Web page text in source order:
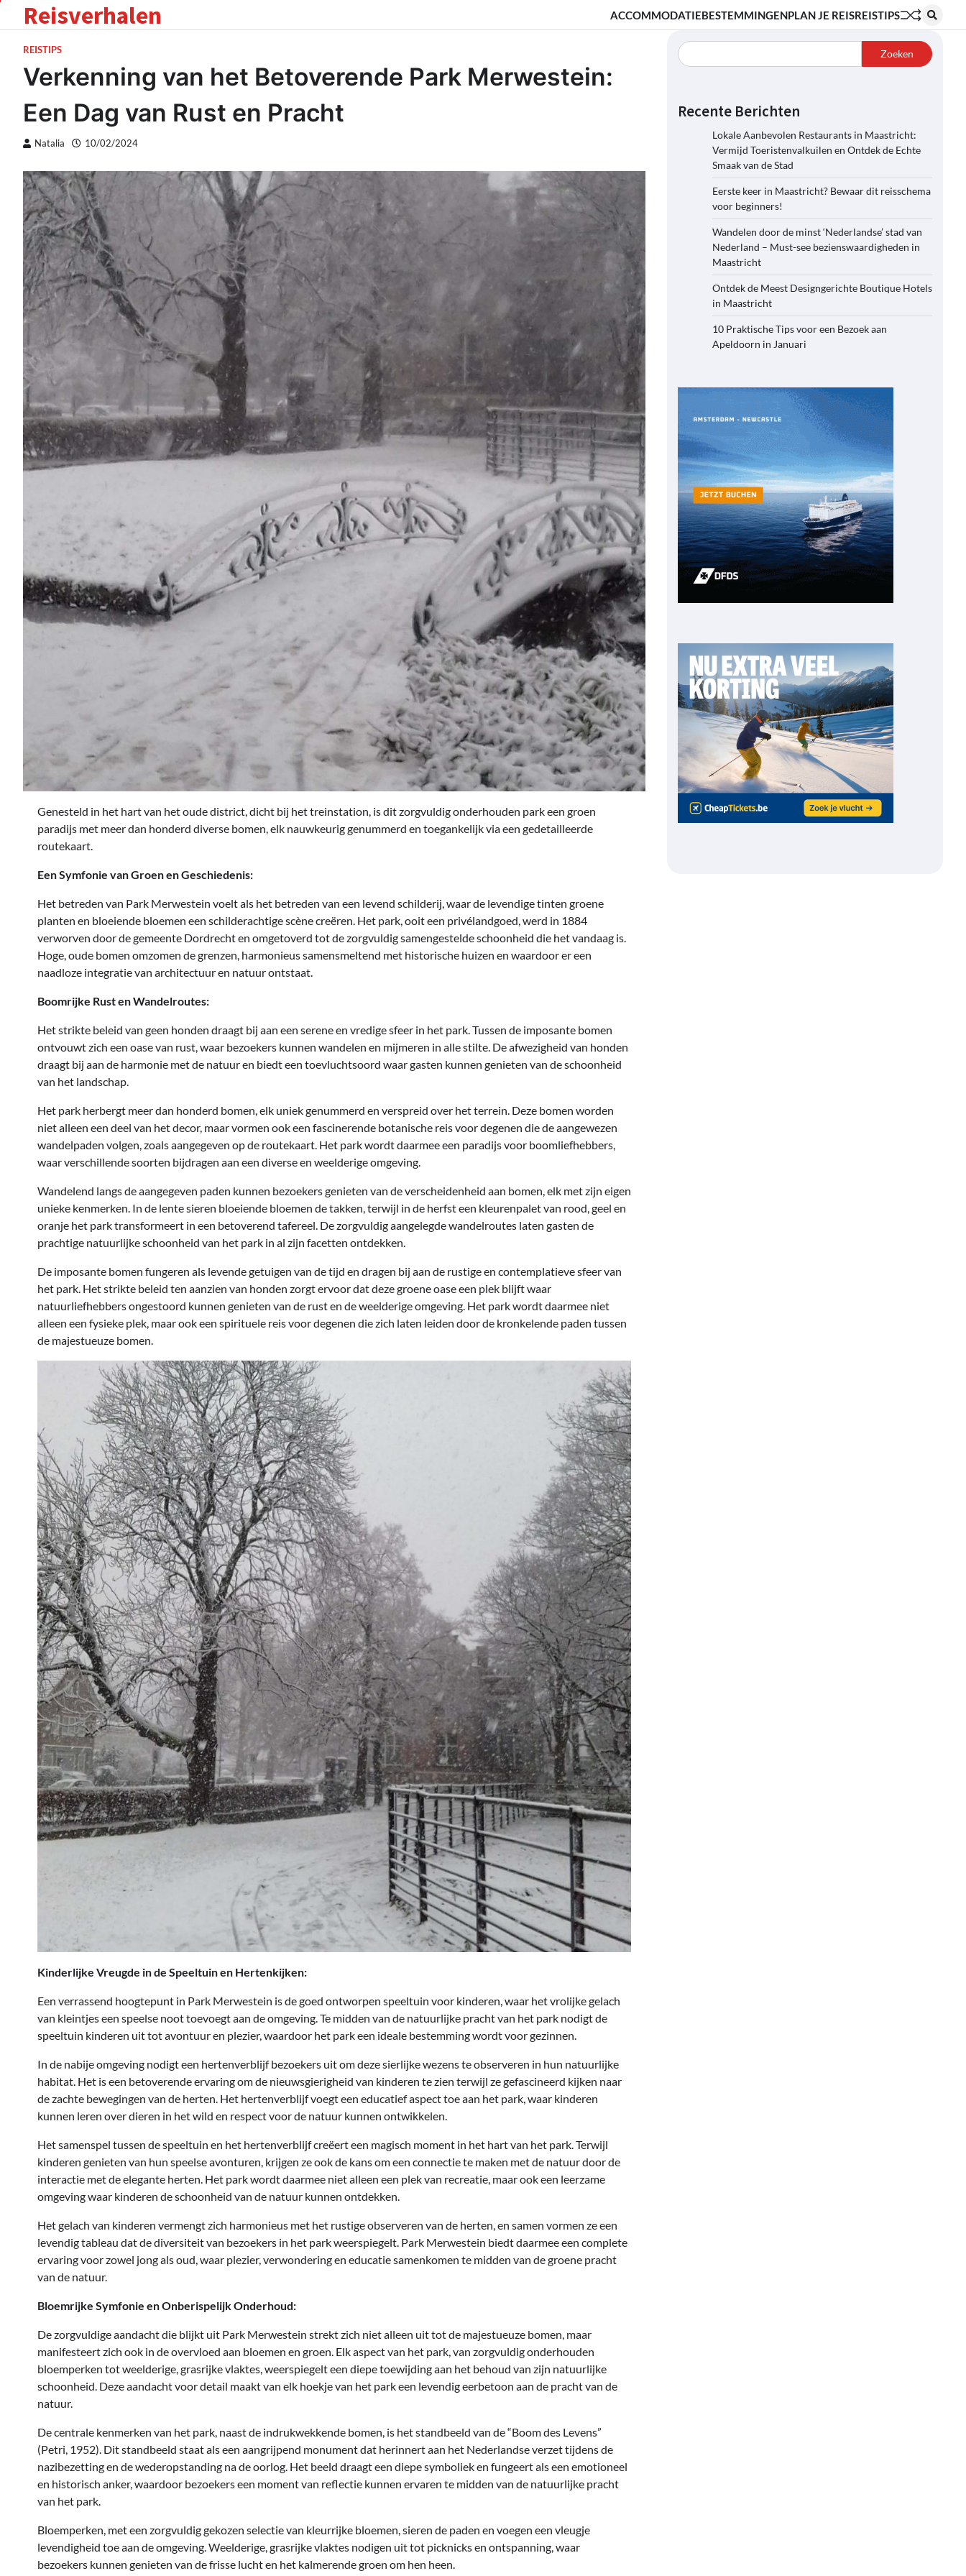
Reisverhalen ACCOMMODATIEBESTEMMINGENPLAN JE REISREISTIPS
REISTIPS
Verkenning van het Betoverende Park Merwestein:
Een Dag van Rust en Pracht
Natalia 10/02/2024
Genesteld in het hart van het oude district, dicht bij het treinstation, is dit zorgvuldig onderhouden park een groen
paradijs met meer dan honderd diverse bomen, elk nauwkeurig genummerd en toegankelijk via een gedetailleerde
routekaart.
Een Symfonie van Groen en Geschiedenis:
Het betreden van Park Merwestein voelt als het betreden van een levend schilderij, waar de levendige tinten groene
planten en bloeiende bloemen een schilderachtige scène creëren. Het park, ooit een privélandgoed, werd in 1884
verworven door de gemeente Dordrecht en omgetoverd tot de zorgvuldig samengestelde schoonheid die het vandaag is.
Hoge, oude bomen omzomen de grenzen, harmonieus samensmeltend met historische huizen en waardoor er een
naadloze integratie van architectuur en natuur ontstaat.
Boomrijke Rust en Wandelroutes:
Het strikte beleid van geen honden draagt bij aan een serene en vredige sfeer in het park. Tussen de imposante bomen
ontvouwt zich een oase van rust, waar bezoekers kunnen wandelen en mijmeren in alle stilte. De afwezigheid van honden
draagt bij aan de harmonie met de natuur en biedt een toevluchtsoord waar gasten kunnen genieten van de schoonheid
van het landschap.
Het park herbergt meer dan honderd bomen, elk uniek genummerd en verspreid over het terrein. Deze bomen worden
niet alleen een deel van het decor, maar vormen ook een fascinerende botanische reis voor degenen die de aangewezen
wandelpaden volgen, zoals aangegeven op de routekaart. Het park wordt daarmee een paradijs voor boomliefhebbers,
waar verschillende soorten bijdragen aan een diverse en weelderige omgeving.
Wandelend langs de aangegeven paden kunnen bezoekers genieten van de verscheidenheid aan bomen, elk met zijn eigen
unieke kenmerken. In de lente sieren bloeiende bloemen de takken, terwijl in de herfst een kleurenpalet van rood, geel en
oranje het park transformeert in een betoverend tafereel. De zorgvuldig aangelegde wandelroutes laten gasten de
prachtige natuurlijke schoonheid van het park in al zijn facetten ontdekken.
De imposante bomen fungeren als levende getuigen van de tijd en dragen bij aan de rustige en contemplatieve sfeer van
het park. Het strikte beleid ten aanzien van honden zorgt ervoor dat deze groene oase een plek blijft waar
natuurliefhebbers ongestoord kunnen genieten van de rust en de weelderige omgeving. Het park wordt daarmee niet
alleen een fysieke plek, maar ook een spirituele reis voor degenen die zich laten leiden door de kronkelende paden tussen
de majestueuze bomen.
Kinderlijke Vreugde in de Speeltuin en Hertenkijken:
Een verrassend hoogtepunt in Park Merwestein is de goed ontworpen speeltuin voor kinderen, waar het vrolijke gelach
van kleintjes een speelse noot toevoegt aan de omgeving. Te midden van de natuurlijke pracht van het park nodigt de
speeltuin kinderen uit tot avontuur en plezier, waardoor het park een ideale bestemming wordt voor gezinnen.
In de nabije omgeving nodigt een hertenverblijf bezoekers uit om deze sierlijke wezens te observeren in hun natuurlijke
habitat. Het is een betoverende ervaring om de nieuwsgierigheid van kinderen te zien terwijl ze gefascineerd kijken naar
de zachte bewegingen van de herten. Het hertenverblijf voegt een educatief aspect toe aan het park, waar kinderen
kunnen leren over dieren in het wild en respect voor de natuur kunnen ontwikkelen.
Het samenspel tussen de speeltuin en het hertenverblijf creëert een magisch moment in het hart van het park. Terwijl
kinderen genieten van hun speelse avonturen, krijgen ze ook de kans om een connectie te maken met de natuur door de
interactie met de elegante herten. Het park wordt daarmee niet alleen een plek van recreatie, maar ook een leerzame
omgeving waar kinderen de schoonheid van de natuur kunnen ontdekken.
Het gelach van kinderen vermengt zich harmonieus met het rustige observeren van de herten, en samen vormen ze een
levendig tableau dat de diversiteit van bezoekers in het park weerspiegelt. Park Merwestein biedt daarmee een complete
ervaring voor zowel jong als oud, waar plezier, verwondering en educatie samenkomen te midden van de groene pracht
van de natuur.
Bloemrijke Symfonie en Onberispelijk Onderhoud:
De zorgvuldige aandacht die blijkt uit Park Merwestein strekt zich niet alleen uit tot de majestueuze bomen, maar
manifesteert zich ook in de overvloed aan bloemen en groen. Elk aspect van het park, van zorgvuldig onderhouden
bloemperken tot weelderige, grasrijke vlaktes, weerspiegelt een diepe toewijding aan het behoud van zijn natuurlijke
schoonheid. Deze aandacht voor detail maakt van elk hoekje van het park een levendig eerbetoon aan de pracht van de
natuur.
De centrale kenmerken van het park, naast de indrukwekkende bomen, is het standbeeld van de “Boom des Levens”
(Petri, 1952). Dit standbeeld staat als een aangrijpend monument dat herinnert aan het Nederlandse verzet tijdens de
nazibezetting en de wederopstanding na de oorlog. Het beeld draagt een diepe symboliek en fungeert als een emotioneel
en historisch anker, waardoor bezoekers een moment van reflectie kunnen ervaren te midden van de natuurlijke pracht
van het park.
Bloemperken, met een zorgvuldig gekozen selectie van kleurrijke bloemen, sieren de paden en voegen een vleugje
levendigheid toe aan de omgeving. Weelderige, grasrijke vlaktes nodigen uit tot picknicks en ontspanning, waar
bezoekers kunnen genieten van de frisse lucht en het kalmerende groen om hen heen.
Zoeken
Recente Berichten
Lokale Aanbevolen Restaurants in Maastricht:
Vermijd Toeristenvalkuilen en Ontdek de Echte
Smaak van de Stad
Eerste keer in Maastricht? Bewaar dit reisschema
voor beginners!
Wandelen door de minst ‘Nederlandse’ stad van
Nederland – Must-see bezienswaardigheden in
Maastricht
Ontdek de Meest Designgerichte Boutique Hotels
in Maastricht
10 Praktische Tips voor een Bezoek aan
Apeldoorn in Januari